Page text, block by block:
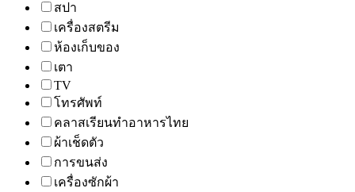
สปา
เครื่องสตรีม
ห้องเก็บของ
เตา
TV
โทรศัพท์
คลาสเรียนทำอาหารไทย
ผ้าเช็ดตัว
การขนส่ง
เครื่องซักผ้า